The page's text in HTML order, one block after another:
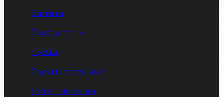
Заклепки
Пресс-масленки
Пробки
Пружины тарельчатые
Стопорные кольца